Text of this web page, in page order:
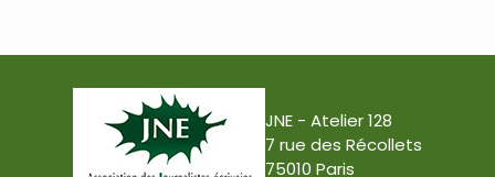
JNE - Atelier 128
7 rue des Récollets
75010 Paris